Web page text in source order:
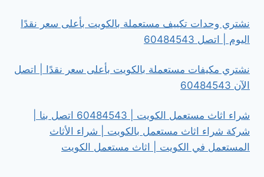
نشتري وحدات تكييف مستعملة بالكويت بأعلى سعر نقدًا
اليوم | اتصل 60484543
نشتري مكيفات مستعملة بالكويت بأعلى سعر نقدًا | اتصل
الآن 60484543
شراء اثاث مستعمل الكويت | 60484543 اتصل بنا |
شركة شراء اثاث مستعمل بالكويت | شراء الأثاث
المستعمل في الكويت | اثاث مستعمل الكويت